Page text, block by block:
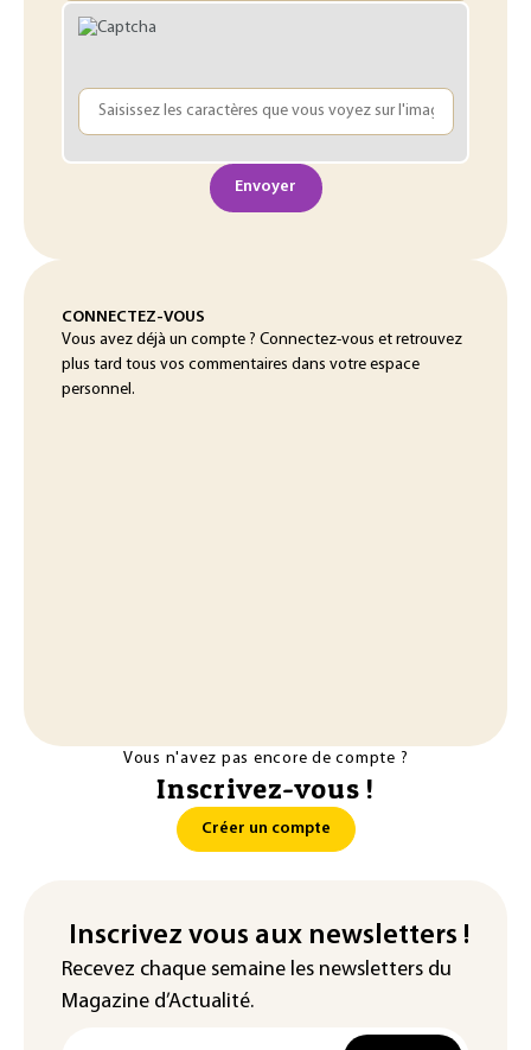
Envoyer
CONNECTEZ-VOUS
Vous avez déjà un compte ? Connectez-vous et retrouvez
plus tard tous vos commentaires dans votre espace
personnel.
Vous n'avez pas encore de compte ?
Inscrivez-vous !
Créer un compte
Inscrivez vous aux newsletters !
Recevez chaque semaine les newsletters du
Magazine d’Actualité.